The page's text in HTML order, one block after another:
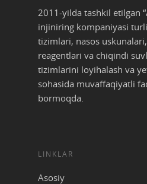
2011-yilda tashkil etilgan
injiniring kompaniyasi
tizimlari, nasos
reagentlari va chiqindi
tizimlarini loyihalash va
sohasida muvaffaqiyatli
bormoqda.
LINKLAR
Asosiy